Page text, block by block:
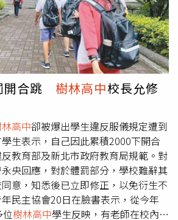
動也要自理。而全運會跆拳賽於10月
級不同，比賽日期從13日到17日不
員13日在雲林集合拍照，但選手們在
等同是要求稍晚比賽的選手留在雲
，不然就得來回奔波、舟車勞頓。而
館12位選手與家長共同聯署陳情，江
長們的唯一訴求是孩子可以好好比
」，讓旗下較多選手的教練帶隊，為
政府體育局長洪玉玲表示，依據𠄘辦
114年全國運動會競賽規程規定，各
註冊報名1位教練，是各縣市通案性
縣政府同意提供現場換證機制，讓每
實際在場邊指導。此外，全運會期間
元，作為住宿費、膳食費，交通
／讀者提供）男子組的陣容則同樣堅
三連霸的黃昱翔出戰63公斤級，全大
公斤級，2024年剛奪下全大運冠軍
級賽場，8名選手中有6人以中和道
教練指導下創造輝煌成績。而按照過
選出最多選手的教練擔任，在選拔賽
練人選，選手們原以為會如往常般，
教練在場邊技術指導、給予支持，但
遲至8月才公布，女子組由旗下僅2名
復傑領軍，男子組則是由樹林高中陳
手中僅雄麒道館、74公斤級的謝宗佑
說楊教練或陳教練不好，而是不熟
指導我們？」黃昱翔說，選手與教練
鍵，師徒間在日積月累的相處下，彼
往往一個眼神、一個表情就能心領神
開合跳 樹林高中校長允修
高中卻被爆出學生違反服儀規定遭到
生表示，自己因此累積2000下開合
教育部及新北市政府教育局規範。對
央回應，對於體罰部分，學校難辭其
意，知悉後已立即修正，以免衍生不
民主協會20日在臉書表示，從今年
位樹林高中學生反映，有老師在校內嚴